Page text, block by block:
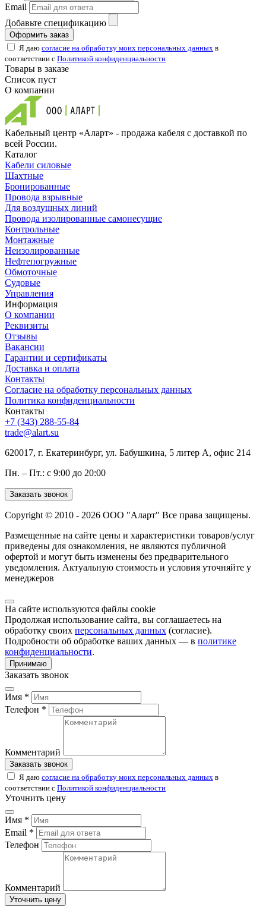
Email
Добавьте спецификацию
Оформить заказ
Я даю согласие на обработку моих персональных данных в
соответствии с Политикой конфиденциальности
Товары в заказе
Список пуст
О компании
Кабельный центр «Аларт» - продажа кабеля с доставкой по
всей России.
Каталог
Кабели силовые
Шахтные
Бронированные
Провода взрывные
Для воздушных линий
Провода изолированные самонесущие
Контрольные
Монтажные
Неизолированные
Нефтепогружные
Обмоточные
Судовые
Управления
Информация
О компании
Реквизиты
Отзывы
Вакансии
Гарантии и сертификаты
Доставка и оплата
Контакты
Согласие на обработку персональных данных
Политика конфиденциальности
Контакты
+7 (343) 288-55-84
trade@alart.su
620017, г. Екатеринбург, ул. Бабушкина, 5 литер А, офис 214
Пн. – Пт.: с 9:00 до 20:00
Заказать звонок
Copyright © 2010 - 2026 ООО "Аларт" Все права защищены.
Размещенные на сайте цены и характеристики товаров/услуг
приведены для ознакомления, не являются публичной
офертой и могут быть изменены без предварительного
уведомления. Актуальную стоимость и условия уточняйте у
менеджеров
На сайте используются файлы cookie
Продолжая использование сайта, вы соглашаетесь на
обработку своих персональных данных (согласие).
Подробности об обработке ваших данных — в политике
конфиденциальности.
Принимаю
Заказать звонок
Имя *
Телефон *
Комментарий
Заказать звонок
Я даю согласие на обработку моих персональных данных в
соответствии с Политикой конфиденциальности
Уточнить цену
Имя *
Email *
Телефон
Комментарий
Уточнить цену